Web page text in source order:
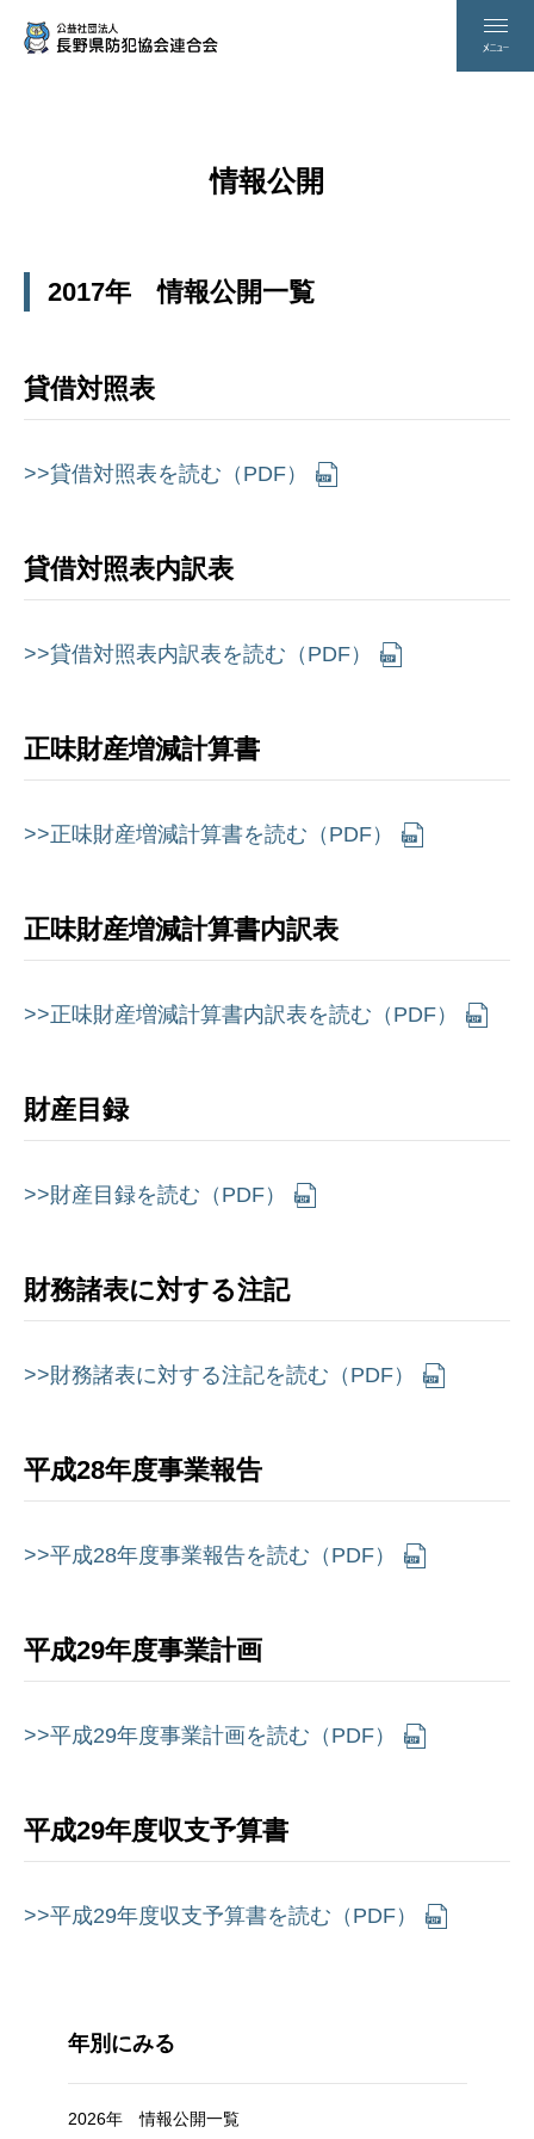
情報公開
2017年 情報公開一覧
貸借対照表
>>貸借対照表を読む（PDF）
貸借対照表内訳表
>>貸借対照表内訳表を読む（PDF）
正味財産増減計算書
>>正味財産増減計算書を読む（PDF）
正味財産増減計算書内訳表
>>正味財産増減計算書内訳表を読む（PDF）
財産目録
>>財産目録を読む（PDF）
財務諸表に対する注記
>>財務諸表に対する注記を読む（PDF）
平成28年度事業報告
>>平成28年度事業報告を読む（PDF）
平成29年度事業計画
>>平成29年度事業計画を読む（PDF）
平成29年度収支予算書
>>平成29年度収支予算書を読む（PDF）
年別にみる
2026年 情報公開一覧